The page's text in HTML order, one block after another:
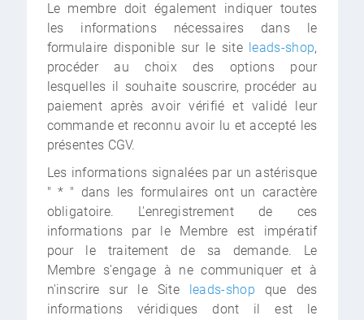
Le membre doit également indiquer toutes
les informations nécessaires dans le
formulaire disponible sur le site leads-shop,
procéder au choix des options pour
lesquelles il souhaite souscrire, procéder au
paiement après avoir vérifié et validé leur
commande et reconnu avoir lu et accepté les
présentes CGV.
Les informations signalées par un astérisque
" * " dans les formulaires ont un caractère
obligatoire. L'enregistrement de ces
informations par le Membre est impératif
pour le traitement de sa demande. Le
Membre s'engage à ne communiquer et à
n'inscrire sur le Site leads-shop que des
informations véridiques dont il est le